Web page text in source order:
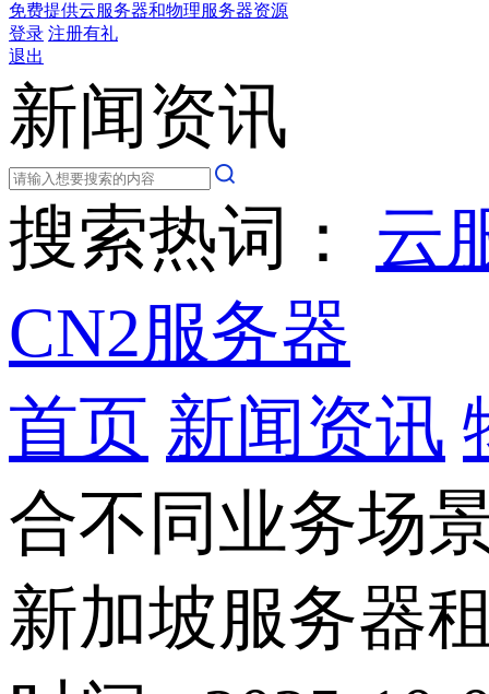
免费提供云服务器和物理服务器资源
登录 注册有礼
退出
新闻资讯
搜索热词： 云
CN2服务器
首页 新闻资讯
合不同业务场
新加坡服务器